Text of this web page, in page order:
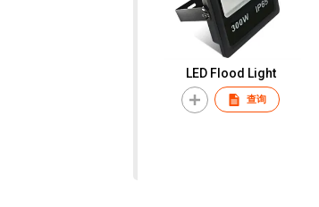
LED Flood Light
查询